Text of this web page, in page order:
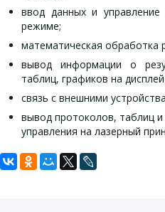
ввод данных и
режиме;
математическая обработка
вывод информации о
таблиц, графиков на
связь с внешними
вывод протоколов, таблиц
управления на лазерный
Технические характеристики
Комплект поставки ДТС-06-
Дополнительные
Задать вопрос